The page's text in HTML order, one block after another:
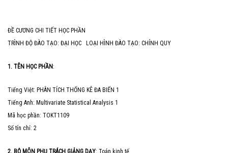
ĐỀ CƯƠNG CHI TIẾT HỌC PHẦN
TRÌNH ĐỘ ĐÀO TẠO: ĐẠI HỌC LOẠI HÌNH ĐÀO TẠO: CHÍNH QUY
1. TÊN HỌC PHẦN :
Tiếng Việt: PHÂN TÍCH THỐNG KÊ ĐA BIẾN 1
Tiếng Anh: Multivariate Statistical Analysis 1
Mã học phần: TOKT1109
Số tín chỉ: 2
2. BỘ MÔN PHỤ TRÁCH GIẢNG DẠY: Toán kinh tế